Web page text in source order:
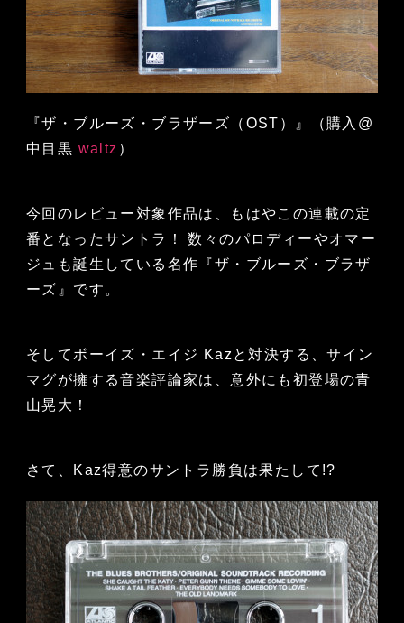
『ザ・ブルーズ・ブラザーズ（OST）』（購入@
中目黒 waltz ）
今回のレビュー対象作品は、もはやこの連載の定
番となったサントラ！ 数々のパロディーやオマー
ジュも誕生している名作『ザ・ブルーズ・ブラザ
ーズ』です。
そしてボーイズ・エイジ Kazと対決する、サイン
マグが擁する音楽評論家は、意外にも初登場の青
山晃大！
さて、Kaz得意のサントラ勝負は果たして!?